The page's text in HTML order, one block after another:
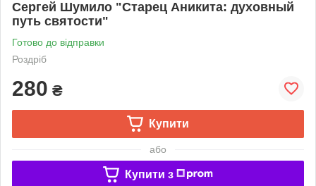
Сергей Шумило "Старец Аникита: духовный
путь святости"
Готово до відправки
Роздріб
280 ₴
Купити
або
Купити з